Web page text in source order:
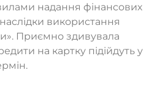
надання фінансових
використання
Приємно здивувала
на картку підійдуть у